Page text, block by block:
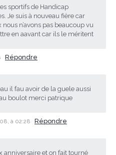
sportifs de Handicap
Je suis à nouveau fière car
n’avons pas beaucoup vu
en aavant car ils le méritent
Répondre
il fau avoir de la guele aussi
boulot merci patrique
à 02:28 Répondre
anniversaire et on fait tourné